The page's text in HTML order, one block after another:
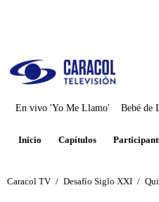
En vivo 'Yo Me Llamo' Bebé de
Inicio Capítulos
Caracol TV / Desafío Siglo XXI /